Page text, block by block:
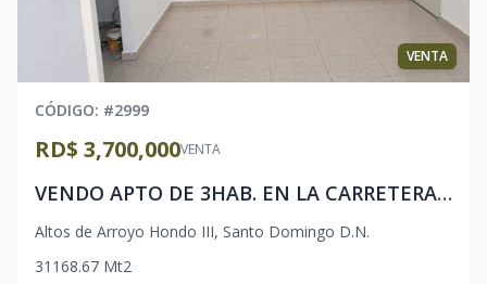
VENTA
CÓDIGO: #2999
VENTA
RD$ 3,700,000
VENDO APTO DE 3HAB. EN LA CARRETERA ISABELA, PANTOJASTO DGO. D.N.
Altos de Arroyo Hondo III, Santo Domingo D.N.
31 168.67 Mt2